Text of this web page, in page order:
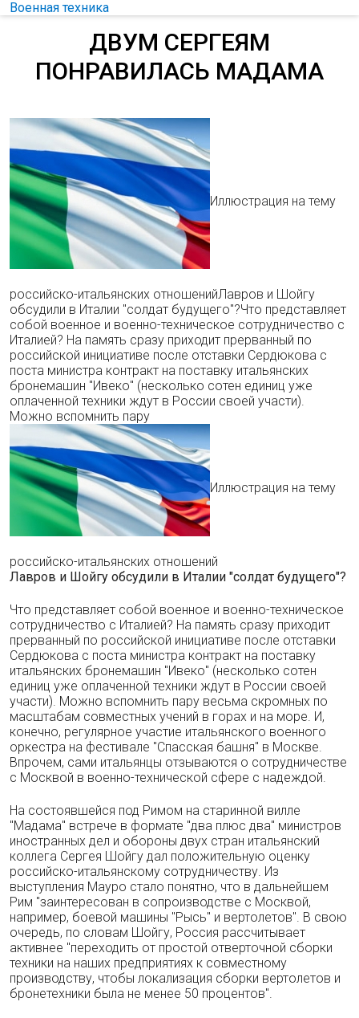
Военная техника
ДВУМ СЕРГЕЯМ
ПОНРАВИЛАСЬ МАДАМА
Иллюстрация на тему
российско-итальянских отношенийЛавров и Шойгу
обсудили в Италии "солдат будущего"?Что представляет
собой военное и военно-техническое сотрудничество с
Италией? На память сразу приходит прерванный по
российской инициативе после отставки Сердюкова с
поста министра контракт на поставку итальянских
бронемашин "Ивеко" (несколько сотен единиц уже
оплаченной техники ждут в России своей участи).
Можно вспомнить пару
Иллюстрация на тему
российско-итальянских отношений
Лавров и Шойгу обсудили в Италии "солдат будущего"?
Что представляет собой военное и военно-техническое
сотрудничество с Италией? На память сразу приходит
прерванный по российской инициативе после отставки
Сердюкова с поста министра контракт на поставку
итальянских бронемашин "Ивеко" (несколько сотен
единиц уже оплаченной техники ждут в России своей
участи). Можно вспомнить пару весьма скромных по
масштабам совместных учений в горах и на море. И,
конечно, регулярное участие итальянского военного
оркестра на фестивале "Спасская башня" в Москве.
Впрочем, сами итальянцы отзываются о сотрудничестве
с Москвой в военно-технической сфере с надеждой.
На состоявшейся под Римом на старинной вилле
"Мадама" встрече в формате "два плюс два" министров
иностранных дел и обороны двух стран итальянский
коллега Сергея Шойгу дал положительную оценку
российско-итальянскому сотрудничеству. Из
выступления Мауро стало понятно, что в дальнейшем
Рим "заинтересован в сопроизводстве с Москвой,
например, боевой машины "Рысь" и вертолетов". В свою
очередь, по словам Шойгу, Россия рассчитывает
активнее "переходить от простой отверточной сборки
техники на наших предприятиях к совместному
производству, чтобы локализация сборки вертолетов и
бронетехники была не менее 50 процентов".